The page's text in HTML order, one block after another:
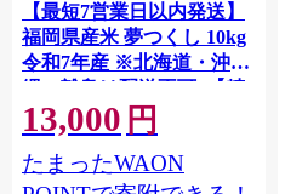
【最短7営業日以内発送】
福岡県産米 夢つくし 10kg
令和7年産 ※北海道・沖
縄・離島は配送不可 |【精
米 単一米 単一原料米 7年
産 国産 お米 ブランド米
5kg × 2 ゆめつくし】
CY009_01
13,000 円
たまったWAON